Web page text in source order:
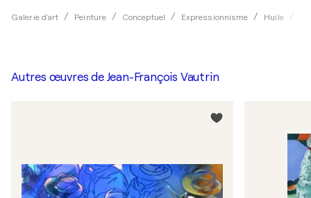
Galerie d'art Peinture Conceptuel Expressionnisme Huile
Autres œuvres de Jean-François Vautrin